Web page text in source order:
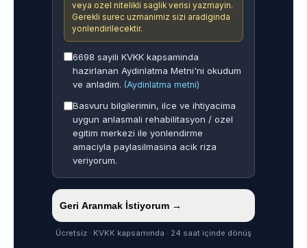
veya ozel nitelikli saglik verisi yazmayin.
Gerekli surec uzmanimiz sizi aradiginda
yonlendirilecektir.
6698 sayili KVKK kapsaminda
hazirlanan Aydinlatma Metni'ni okudum
ve anladim. (Aydinlatma metni)
Basvuru bilgilerimin, ilce ve ihtiyacima
uygun anlasmali rehabilitasyon / ozel
egitim merkezi ile yonlendirme
amaciyla paylasilmasina acik riza
veriyorum.
Geri Aranmak İstiyorum →
Ücretsiz · KVKK kapsamında · 24 saat içinde dönüş